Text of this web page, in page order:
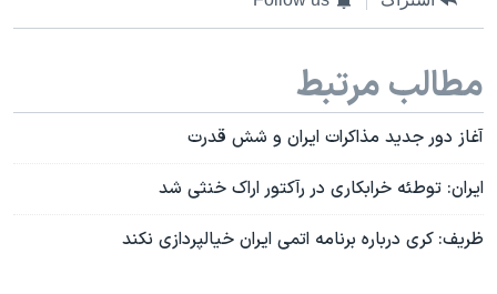
مطالب مرتبط
آغاز دور جدید مذاکرات ایران و شش قدرت
ایران: توطئه خرابکاری در رآکتور اراک خنثی شد
ظریف: کری درباره برنامه اتمی ایران خیالپردازی نکند